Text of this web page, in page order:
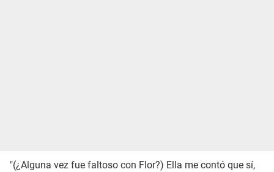
"(¿Alguna vez fue faltoso con Flor?) Ella me contó que sí,